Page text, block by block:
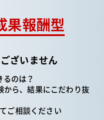
果報酬型
ございません
のは？
から、結果にこだわり抜
ご相談ください